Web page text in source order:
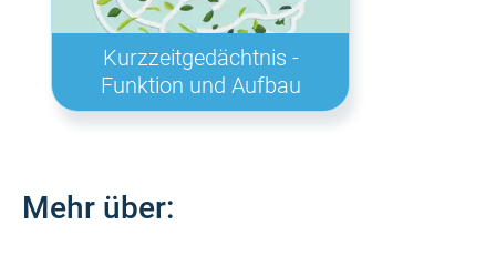
Kurzzeitgedächtnis -
Funktion und Aufbau
Mehr über: